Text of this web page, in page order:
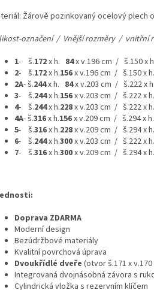
Žárově pozinkovaný ocelový plech
označení / Vnější rozměry / vnitřní
1- š.172x h. 84x v.196 cm / š.150 x
2- š.172x h.156x v.196 cm / š.150 x
2A- š.244x h. 84x v.203 cm / š.222 x
3- š.244x h.156x v.203 cm / š.222 x
4- š.244x h.228x v.203 cm / š.222 x
4A- š.316x h.156x v.209 cm / š.294 x
5- š.316x h.228x v.209 cm / š.294 x
6- š.244x h.300x v.203 cm / š.222 x
7- š.316x h.300x v.209 cm / š.294 x
Doprava ZDARMA
Moderní design
Bezúdržbové materiály
Kvalitní povrchová úprava
Dvoukřídlé dveře (otvor š.171 x v.170
Integrovaná dvojnásobná závora s
Cylindrická vložka s rezervním klíčem